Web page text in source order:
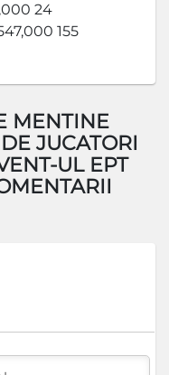
24
155
MENTINE
JUCATORI
UL EPT